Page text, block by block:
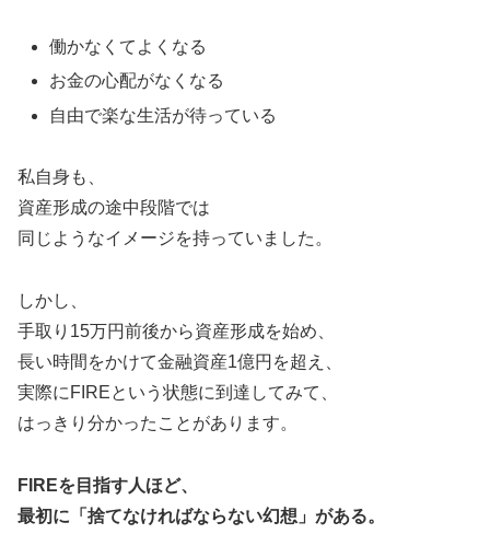
働かなくてよくなる
お金の心配がなくなる
自由で楽な生活が待っている
私自身も、
資産形成の途中段階では
同じようなイメージを持っていました。
しかし、
手取り15万円前後から資産形成を始め、
長い時間をかけて金融資産1億円を超え、
実際にFIREという状態に到達してみて、
はっきり分かったことがあります。
FIREを目指す人ほど、
最初に「捨てなければならない幻想」がある。